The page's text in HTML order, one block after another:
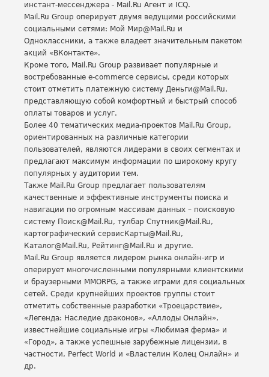
инстант-мессенджера - Mail.Ru Агент и ICQ.
Mail.Ru Group оперирует двумя ведущими российскими
социальными сетями: Moй Мир@Mail.Ru и
Одноклассники, а также владеет значительным пакетом
акций «ВКонтакте».
Кроме того, Mail.Ru Group развивает популярные и
востребованные e-commerce сервисы, среди которых
стоит отметить платежную систему Деньги@Mail.Ru,
представляющую собой комфортный и быстрый способ
оплаты товаров и услуг.
Более 40 тематических медиа-проектов Mail.Ru Group,
ориентированных на различные категории
пользователей, являются лидерами в своих сегментах и
предлагают максимум информации по широкому кругу
популярных у аудитории тем.
Также Mail.Ru Group предлагает пользователям
качественные и эффективные инструменты поиска и
навигации по огромным массивам данных – поисковую
систему Поиск@Mail.Ru, тулбар Спутник@Mail.Ru,
картографический сервисКарты@Mail.Ru,
Каталог@Mail.Ru, Рейтинг@Mail.Ru и другие.
Mail.Ru Group является лидером рынка онлайн-игр и
оперирует многочисленными популярными клиентскими
и браузерными MMORPG, а также играми для социальных
сетей. Среди крупнейших проектов группы стоит
отметить собственные разработки «Троецарствие»,
«Легенда: Наследие драконов», «Аллоды Онлайн»,
известнейшие социальные игры «Любимая ферма» и
«Город», а также успешные зарубежные лицензии, в
частности, Perfect World и «Властелин Колец Онлайн» и
др.